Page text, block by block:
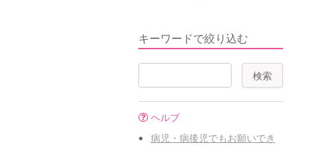
キーワードで絞り込む
ヘルプ
病児・病後児でもお願いでき